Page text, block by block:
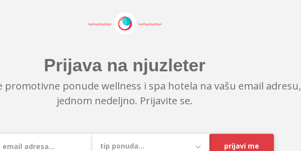
Prijava na njuzleter
promotivne ponude wellness i spa hotela na vašu email adresu,
jednom nedeljno. Prijavite se.
prijavi me